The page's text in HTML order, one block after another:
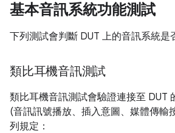
基本音訊系統功能測試
下列測試會判斷 DUT 上的音訊系統是
類比耳機音訊測試
類比耳機音訊測試會驗證連接至 DUT
(音訊訊號播放、插入意圖、媒體傳輸
列規定：